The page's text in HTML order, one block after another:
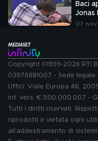
Baci
Jonas
07
Copyright ©1999-2026 RTI
03976881007 - Sede
Uffici: Viale Europa 46,
int. vers. € 500.000.007 -
Tutti i diritti riservati.
riprodotti è vietata ogni
all'addestramento di